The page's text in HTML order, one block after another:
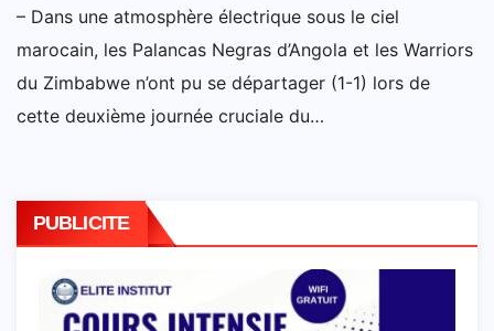
– Dans une atmosphère électrique sous le ciel
marocain, les Palancas Negras d’Angola et les Warriors
du Zimbabwe n’ont pu se départager (1-1) lors de
cette deuxième journée cruciale du…
PUBLICITE